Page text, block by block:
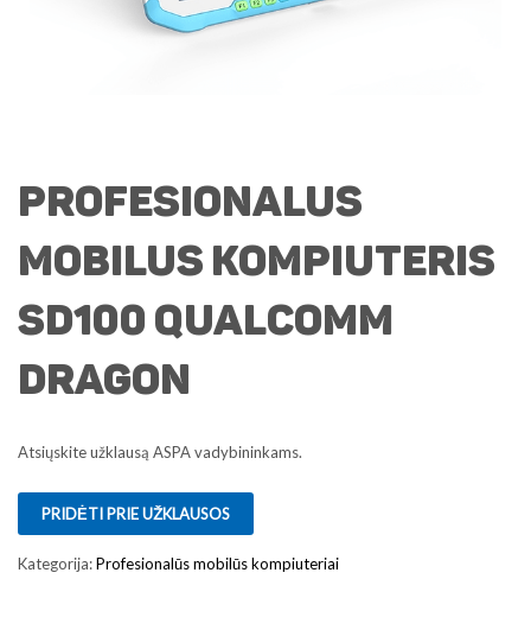
Profesionalus
mobilus kompiuteris
SD100 Qualcomm
Dragon
Atsiųskite užklausą ASPA vadybininkams.
PRIDĖTI PRIE UŽKLAUSOS
Kategorija:Profesionalūs mobilūs kompiuteriai